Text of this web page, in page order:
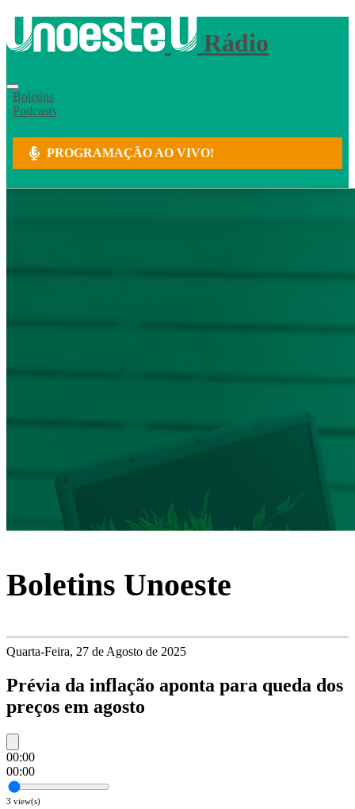
Rádio
Boletins
Podcasts
PROGRAMAÇÃO AO VIVO!
Boletins Unoeste
Quarta-Feira, 27 de Agosto de 2025
Prévia da inflação aponta para queda dos
preços em agosto
00:00
00:00
3 view(s)